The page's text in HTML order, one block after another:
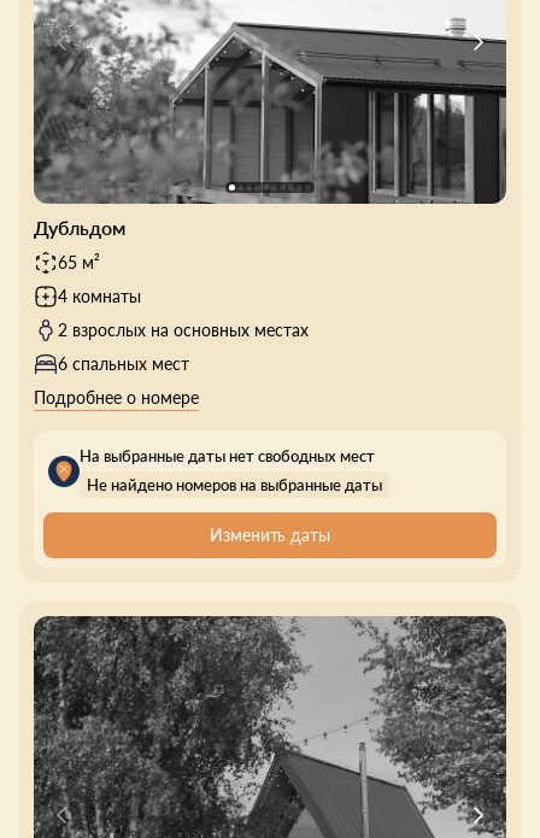
Дубльдом
65 м²
4 комнаты
2 взрослых на основных местах
6 спальных мест
Подробнее о номере
На выбранные даты нет свободных мест
Не найдено номеров на выбранные даты
Изменить даты